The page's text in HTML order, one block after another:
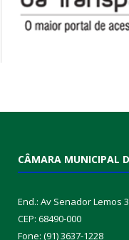
CÂMARA MUNICIPAL
End.: Av Senador Lemos
CEP: 68490-000
Fone: (91) 3637-1228